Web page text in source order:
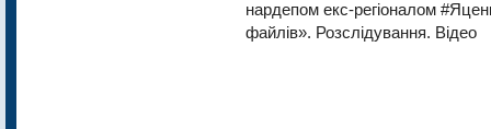
нардепом екс-регіоналом
файлів». Розслідування. Відео